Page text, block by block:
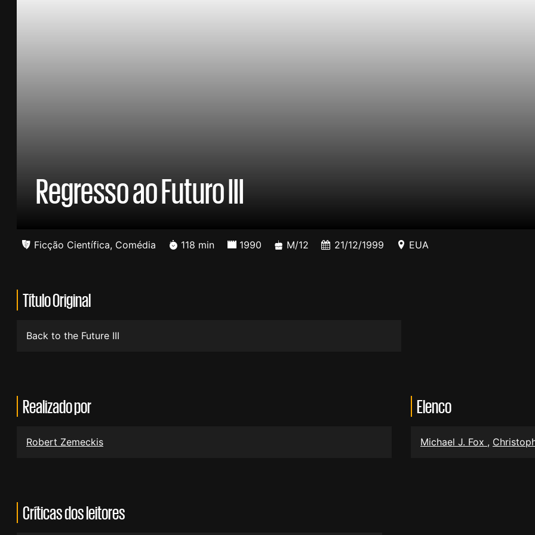
Regresso ao Futuro III
Ficção Científica, Comédia 118 min 1990 M/12 21/12/1999 EUA
Título Original
Back to the Future III
Realizado por
Robert Zemeckis
Elenco
Michael J. Fox ,
Críticas dos leitores